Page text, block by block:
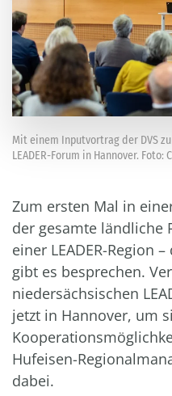
Mit einem Inputvortrag der DVS
LEADER-Forum in Hannover. Foto:
Zum ersten Mal in
der gesamte ländliche
einer LEADER-Region
gibt es besprechen.
niedersächsischen
jetzt in Hannover, um
Hufeisen-
dabei.